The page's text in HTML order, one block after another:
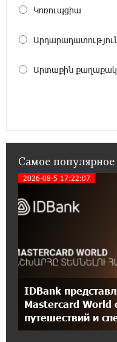
содействовать
Против
При
Вайка
электростанция
Новые
Кругом
Аршак
Կոռուպցիա
Արտաքին
Самое популярное
2026-08-5 17:22:07
IDBank
Mastercard World
путешествий и